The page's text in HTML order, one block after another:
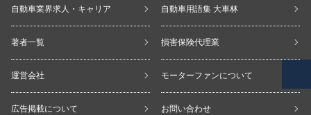
自動車業界求人・キャリア 自動車用語集 大車林
著者一覧 損害保険代理業
運営会社 モーターファンについて
広告掲載について お問い合わせ